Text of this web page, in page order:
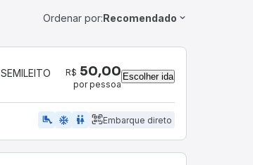
Ordenar por:Recomendado
SEMILEITO R$ 50,00
por pessoa
Escolher ida
airline_seat_legroom_extra ac_unit WC Embarque direto